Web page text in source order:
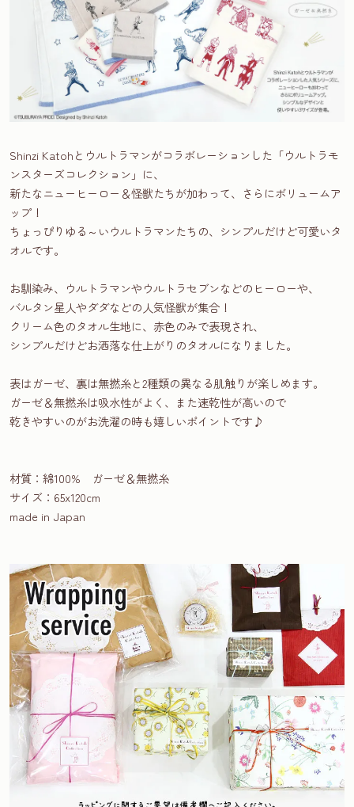
Shinzi Katohとウルトラマンがコラボレーションした「ウルトラモ
ンスターズコレクション」に、
新たなニューヒーロー＆怪獣たちが加わって、さらにボリュームア
ップ！
ちょっぴりゆる～いウルトラマンたちの、シンプルだけど可愛いタ
オルです。
お馴染み、ウルトラマンやウルトラセブンなどのヒーローや、
バルタン星人やダダなどの人気怪獣が集合！
クリーム色のタオル生地に、赤色のみで表現され、
シンプルだけどお洒落な仕上がりのタオルになりました。
表はガーゼ、裏は無撚糸と2種類の異なる肌触りが楽しめます。
ガーゼ＆無撚糸は吸水性がよく、また速乾性が高いので
乾きやすいのがお洗濯の時も嬉しいポイントです♪
材質：綿100% ガーゼ＆無撚糸
サイズ：65x120cm
made in Japan